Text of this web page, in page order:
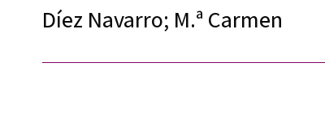
Díez Navarro; M.ª Carmen